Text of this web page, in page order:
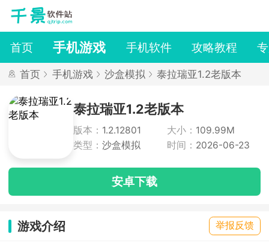
首页 手机游戏 手机软件 攻略教程
首页 手机游戏 沙盒模拟 泰拉瑞亚1.2老版本
泰拉瑞亚1.2老版本
版本： 1.2.12801 大小： 109.99M
类型： 沙盒模拟 时间： 2026-06-23
安卓下载
游戏介绍 举报反馈